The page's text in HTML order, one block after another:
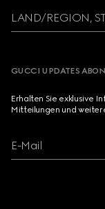
LAND/REGION,
GUCCI UPDATES
Erhalten Sie exklusive
Mitteilungen und
E-Mail